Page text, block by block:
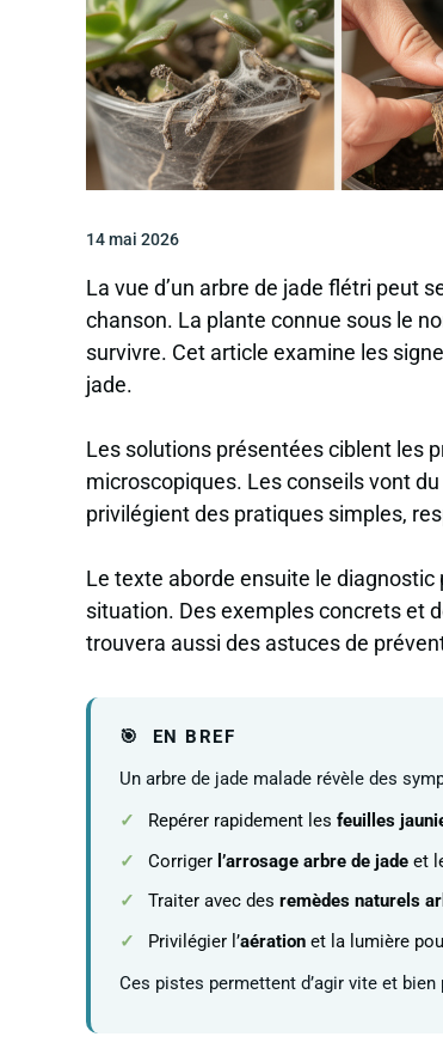
14 mai 2026
La vue d’un arbre de jade flétri peut
chanson. La plante connue sous le
survivre. Cet article examine les
jade.
Les solutions présentées ciblent les
microscopiques. Les conseils vont
privilégient des pratiques simples,
Le texte aborde ensuite le
situation. Des exemples concrets et
trouvera aussi des astuces de
EN BREF
Un arbre de jade malade révèle des
Repérer rapidement les feuilles
Corriger l’arrosage arbre de jade et
Traiter avec des remèdes naturels
Privilégier l’aération et la lumière
Ces pistes permettent d’agir vite et